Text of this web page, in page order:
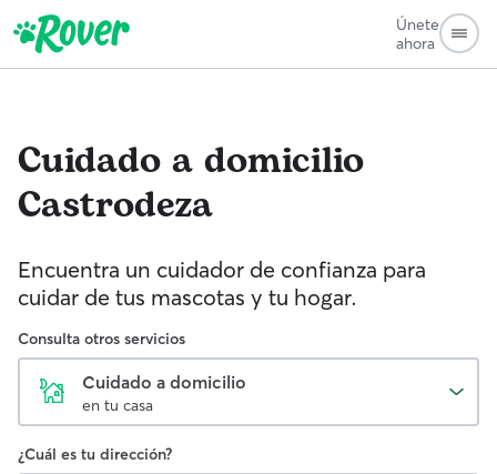
Únete
ahora
Cuidado a domicilio
Castrodeza
Encuentra un cuidador de confianza para
cuidar de tus mascotas y tu hogar.
Consulta otros servicios
Cuidado a domicilio
en tu casa
¿Cuál es tu dirección?